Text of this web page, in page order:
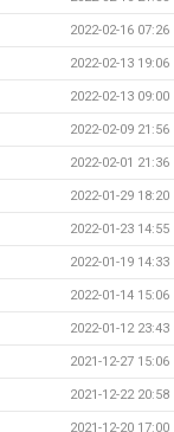
2022-02-16 07:26
2022-02-13 19:06
2022-02-13 09:00
2022-02-09 21:56
2022-02-01 21:36
2022-01-29 18:20
2022-01-23 14:55
2022-01-19 14:33
2022-01-14 15:06
2022-01-12 23:43
2021-12-27 15:06
2021-12-22 20:58
2021-12-20 17:00